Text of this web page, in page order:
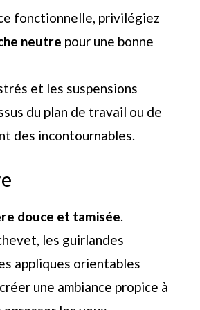
fonctionnelle, privilégiez
neutre pour une bonne
et les suspensions
du plan de travail ou de
des incontournables.
douce et tamisée
les guirlandes
appliques orientables
une ambiance propice à